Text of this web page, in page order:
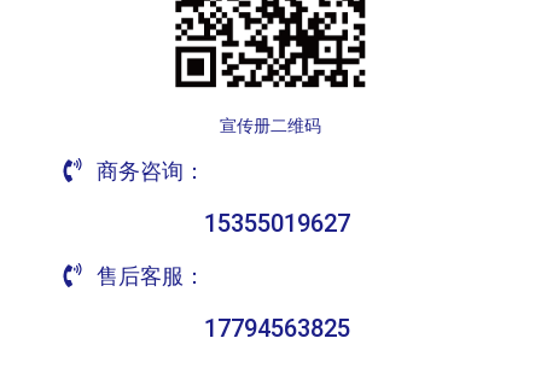
宣传册二维码
商务咨询：
15355019627
售后客服：
17794563825